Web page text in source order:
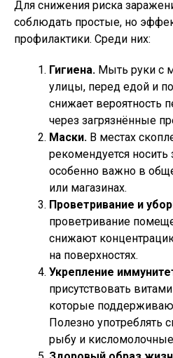
Для снижения риска
соблюдать простые, но
профилактики. Среди них:
Гигиена. Мыть руки с
улицы, перед едой и
снижает вероятность
через загрязнённые
Маски. В местах
рекомендуется
особенно важно в
или магазинах.
Проветривание и
проветривание
снижают
на поверхностях.
Укрепление
присутствовать
которые
Полезно употреблять
рыбу и